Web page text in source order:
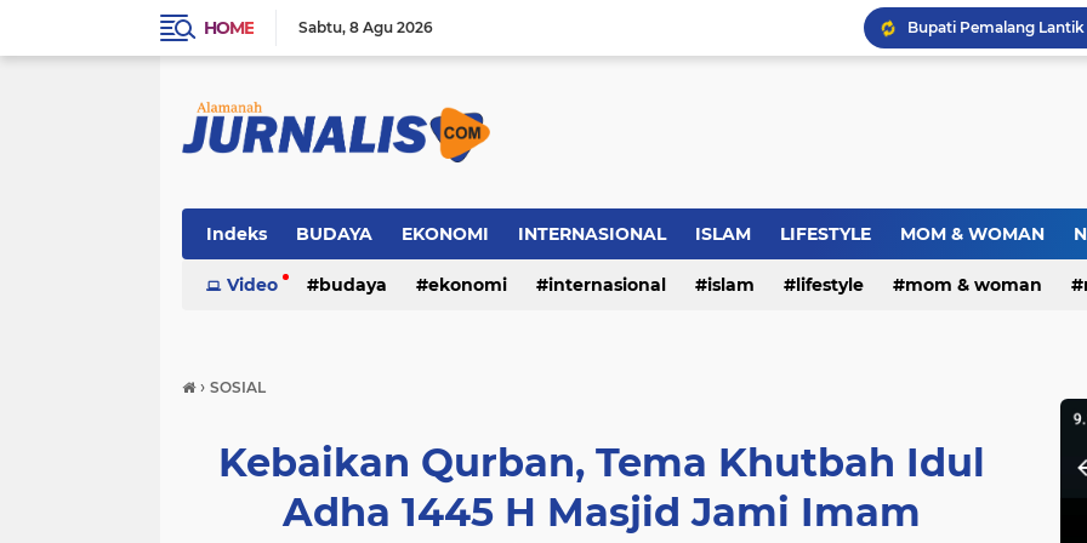
HOME Sabtu 8 Agu 2026
Bupati Pemalang
Dies Natalis SMP
Indeks BUDAYA EKONOMI INTERNASIONAL ISLAM LIFESTYLE MOM & WOMAN
SOSIAL WISATA
Video budaya ekonomi internasional islam lifestyle mom & woman
› SOSIAL
Kebaikan Qurban, Tema Khutbah Idul
Adha 1445 H Masjid Jami Imam